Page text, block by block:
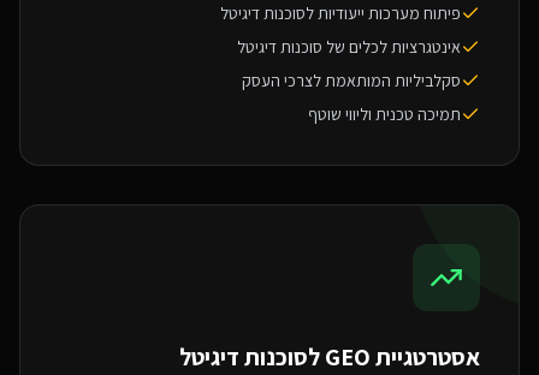
פיתוח מערכות ייעודיות לסוכנות דיגיטל
אינטגרציות לכלים של סוכנות דיגיטל
סקלביליות המותאמת לצרכי העסק
תמיכה טכנית וליווי שוטף
אסטרטגיית GEO ל סוכנות דיגיטל